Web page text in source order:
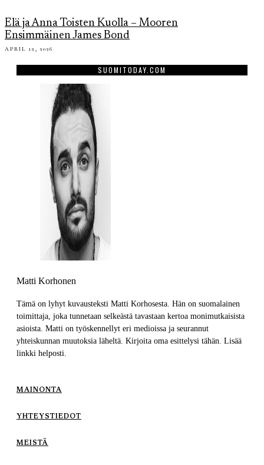
Elä ja Anna Toisten Kuolla – Mooren
Ensimmäinen James Bond
APRIL 12, 2026
SUOMITODAY.COM
Matti Korhonen
Tämä on lyhyt kuvausteksti Matti Korhosesta. Hän on suomalainen
toimittaja, joka tunnetaan selkeästä tavastaan kertoa monimutkaisista
asioista. Matti on työskennellyt eri medioissa ja seurannut
yhteiskunnan muutoksia läheltä. Kirjoita oma esittelysi tähän. Lisää
linkki helposti.
MAINONTA
YHTEYSTIEDOT
MEISTÄ